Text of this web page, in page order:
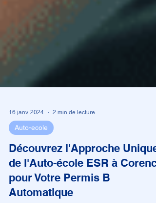
16 janv. 2024 2 min de lecture
Auto-ecole
Découvrez l'Approche Unique
de l'Auto-école ESR à Corenc
pour Votre Permis B